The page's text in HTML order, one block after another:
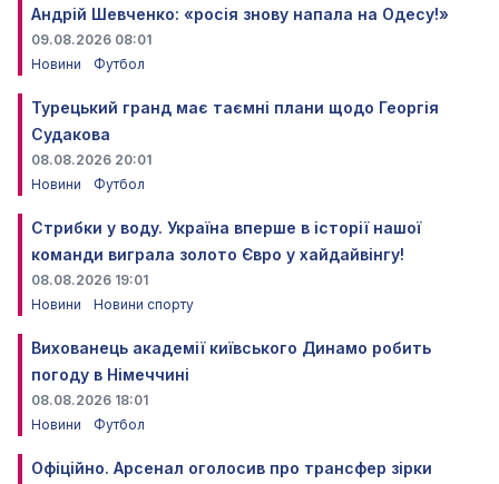
Андрій Шевченко: «росія знову напала на Одесу!»
09.08.2026 08:01
Новини
Футбол
Турецький гранд має таємні плани щодо Георгія
Судакова
08.08.2026 20:01
Новини
Футбол
Стрибки у воду. Україна вперше в історії нашої
команди виграла золото Євро у хайдайвінгу!
08.08.2026 19:01
Новини
Новини спорту
Вихованець академії київського Динамо робить
погоду в Німеччині
08.08.2026 18:01
Новини
Футбол
Офіційно. Арсенал оголосив про трансфер зірки